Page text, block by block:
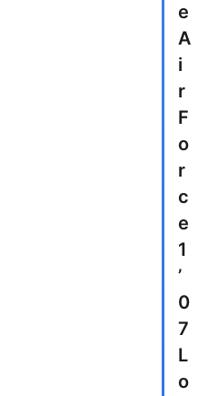
e
A
i
r
F
o
r
c
e
1
’
0
7
L
o